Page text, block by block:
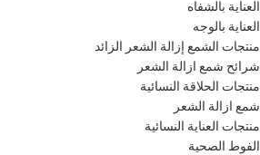
العناية بالشفاه
العناية بالوجه
منتجات الشمع إزالة الشعر الزائد
شرائح شمع ازالة الشعر
منتجات الحلاقة النسائية
شمع ازالة الشعر
منتجات العناية النسائية
الفوط الصحية